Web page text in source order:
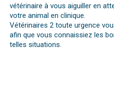
vétérinaire à vous aiguiller en
votre animal en clinique.
Vétérinaires 2 toute urgence
afin que vous connaissiez les
telles situations.